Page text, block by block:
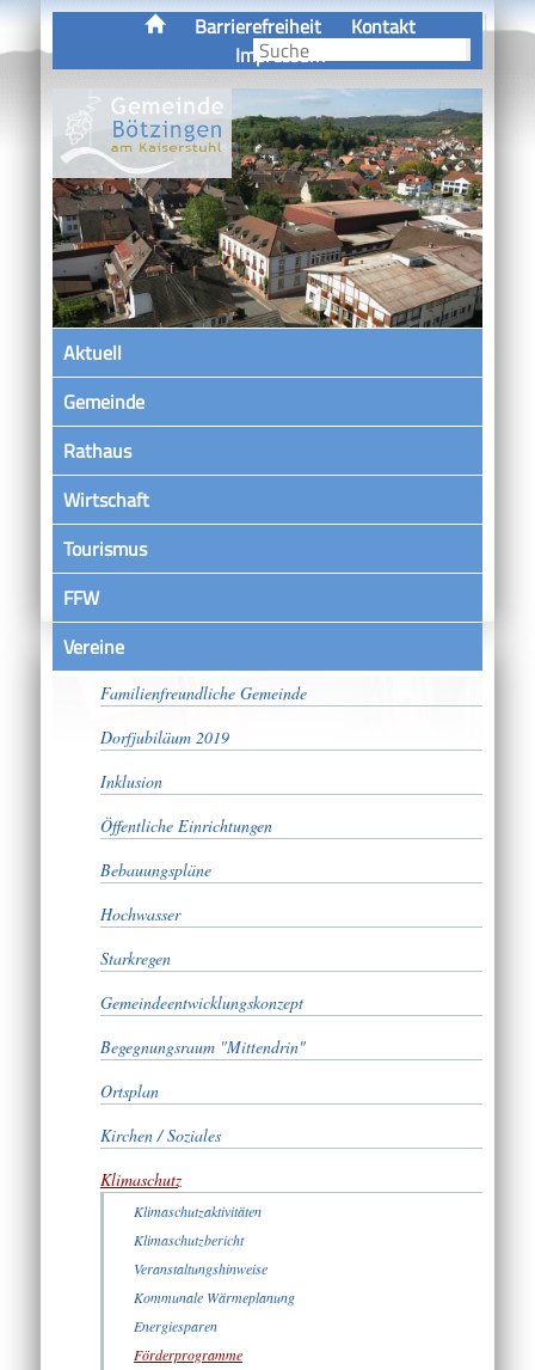
Barrierefreiheit
Kontakt
Impressum
Aktuell
Gemeinde
Rathaus
Wirtschaft
Tourismus
FFW
VereineBürgerschaftliches Engagement
Familienfreundliche Gemeinde
Dorfjubiläum 2019
Inklusion
Öffentliche Einrichtungen
Bebauungspläne
Hochwasser
Starkregen
Gemeindeentwicklungskonzept
Begegnungsraum "Mittendrin"
Ortsplan
Kirchen / Soziales
Klimaschutz
Klimaschutzaktivitäten
Klimaschutzbericht
Veranstaltungshinweise
Kommunale Wärmeplanung
Energiesparen
Förderprogramme